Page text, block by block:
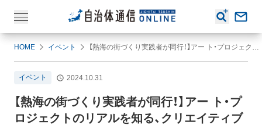
HOME イベント 【熱海の街づくり実践者が同行！】アー ト・プロジェクトのリアルを知る、クリエイティブ体験プログラム
イベント 2024.10.31
【熱海の街づくり実践者が同行！】アー ト・プ
ロジェクトのリアルを知る、クリエイティブ